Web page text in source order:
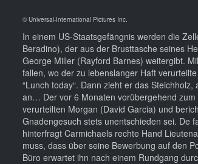
© Universal-International Pictures Inc.
In einem US-Staatsgefängnis werden die
Beradino), der aus der Brusttasche seines
George Miller (Rayford Barnes) weitergibt.
fallen, wo der zu lebenslanger Haft
“Lunch today“. Dann zieht er das
an… Der vor 6 Monaten vorübergehend
verurteilten Morgan (David Garcia) und
Gnadengesuch stets unentschieden sei. De
hinterfragt Carmichaels rechte Hand
muss, dass über seine Bewerbung auf den
Büro erwartet ihn nach einem Rundgang